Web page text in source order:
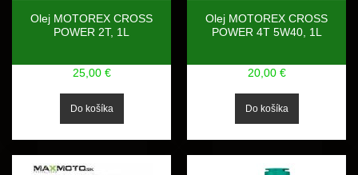
Olej MOTOREX CROSS
POWER 2T, 1L
25,00 €
Olej MOTOREX CROSS
POWER 4T 5W40, 1L
20,00 €